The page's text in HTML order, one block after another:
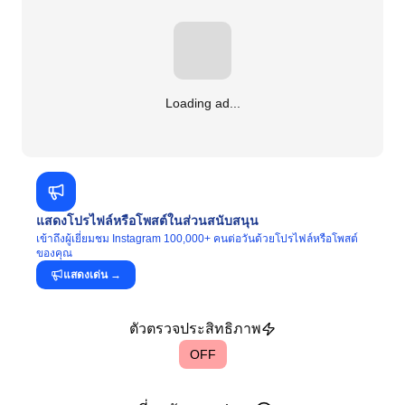
Loading ad...
แสดงโปรไฟล์หรือโพสต์ในส่วนสนับสนุน
เข้าถึงผู้เยี่ยมชม Instagram 100,000+ คนต่อวันด้วยโปรไฟล์หรือโพสต์
ของคุณ
แสดงเด่น→
ตัวตรวจประสิทธิภาพ
OFF